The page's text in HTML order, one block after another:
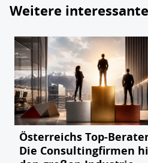
Weitere
Österreichs Top-
Die Consultingfirmen